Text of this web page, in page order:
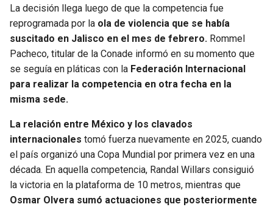
La decisión llega luego de que la competencia fue
reprogramada por la ola de violencia que se había
suscitado en Jalisco en el mes de febrero. Rommel
Pacheco, titular de la Conade informó en su momento que
se seguía en pláticas con la Federación Internacional
para realizar la competencia en otra fecha en la
misma sede.
La relación entre México y los clavados
internacionales tomó fuerza nuevamente en 2025, cuando
el país organizó una Copa Mundial por primera vez en una
década. En aquella competencia, Randal Willars consiguió
la victoria en la plataforma de 10 metros, mientras que
Osmar Olvera sumó actuaciones que posteriormente